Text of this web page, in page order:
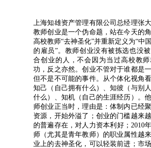
上海知雄资产管理有限公司总经理张
教师创业是一个伪命题，站在今天的
高校教师“去神圣化”并重新定义为“中
的雇员”。教师创业没有被拣选也没
合创业的人，不会因为当过高校教
功，反之亦然。创业不管对于谁都是一
但不是不可能的事件。从个体化视角
知己（自己拥有什么）、知彼（与别
什么）、知机（自己的生涯经历）。
师创业正当时，理由是：体制内已经
资源，开始外溢了；创业的门槛越来
的普遍存在，对人力资本利好；2010
师（尤其是青年教师）的职业属性越
业上的去神圣化，可以轻装前进；市